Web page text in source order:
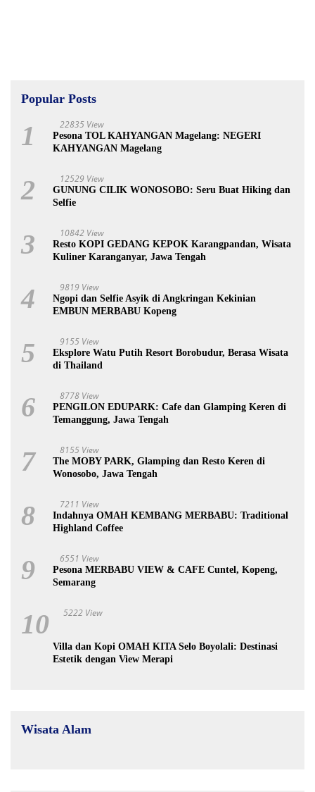
Popular Posts
1 22835 View
Pesona TOL KAHYANGAN Magelang: NEGERI
KAHYANGAN Magelang
2 12529 View
GUNUNG CILIK WONOSOBO: Seru Buat Hiking dan
Selfie
3 10842 View
Resto KOPI GEDANG KEPOK Karangpandan, Wisata
Kuliner Karanganyar, Jawa Tengah
4 9819 View
Ngopi dan Selfie Asyik di Angkringan Kekinian
EMBUN MERBABU Kopeng
5 9155 View
Eksplore Watu Putih Resort Borobudur, Berasa Wisata
di Thailand
6 8778 View
PENGILON EDUPARK: Cafe dan Glamping Keren di
Temanggung, Jawa Tengah
7 8155 View
The MOBY PARK, Glamping dan Resto Keren di
Wonosobo, Jawa Tengah
8 7211 View
Indahnya OMAH KEMBANG MERBABU: Traditional
Highland Coffee
9 6551 View
Pesona MERBABU VIEW & CAFE Cuntel, Kopeng,
Semarang
10 5222 View
Villa dan Kopi OMAH KITA Selo Boyolali: Destinasi
Estetik dengan View Merapi
Wisata Alam